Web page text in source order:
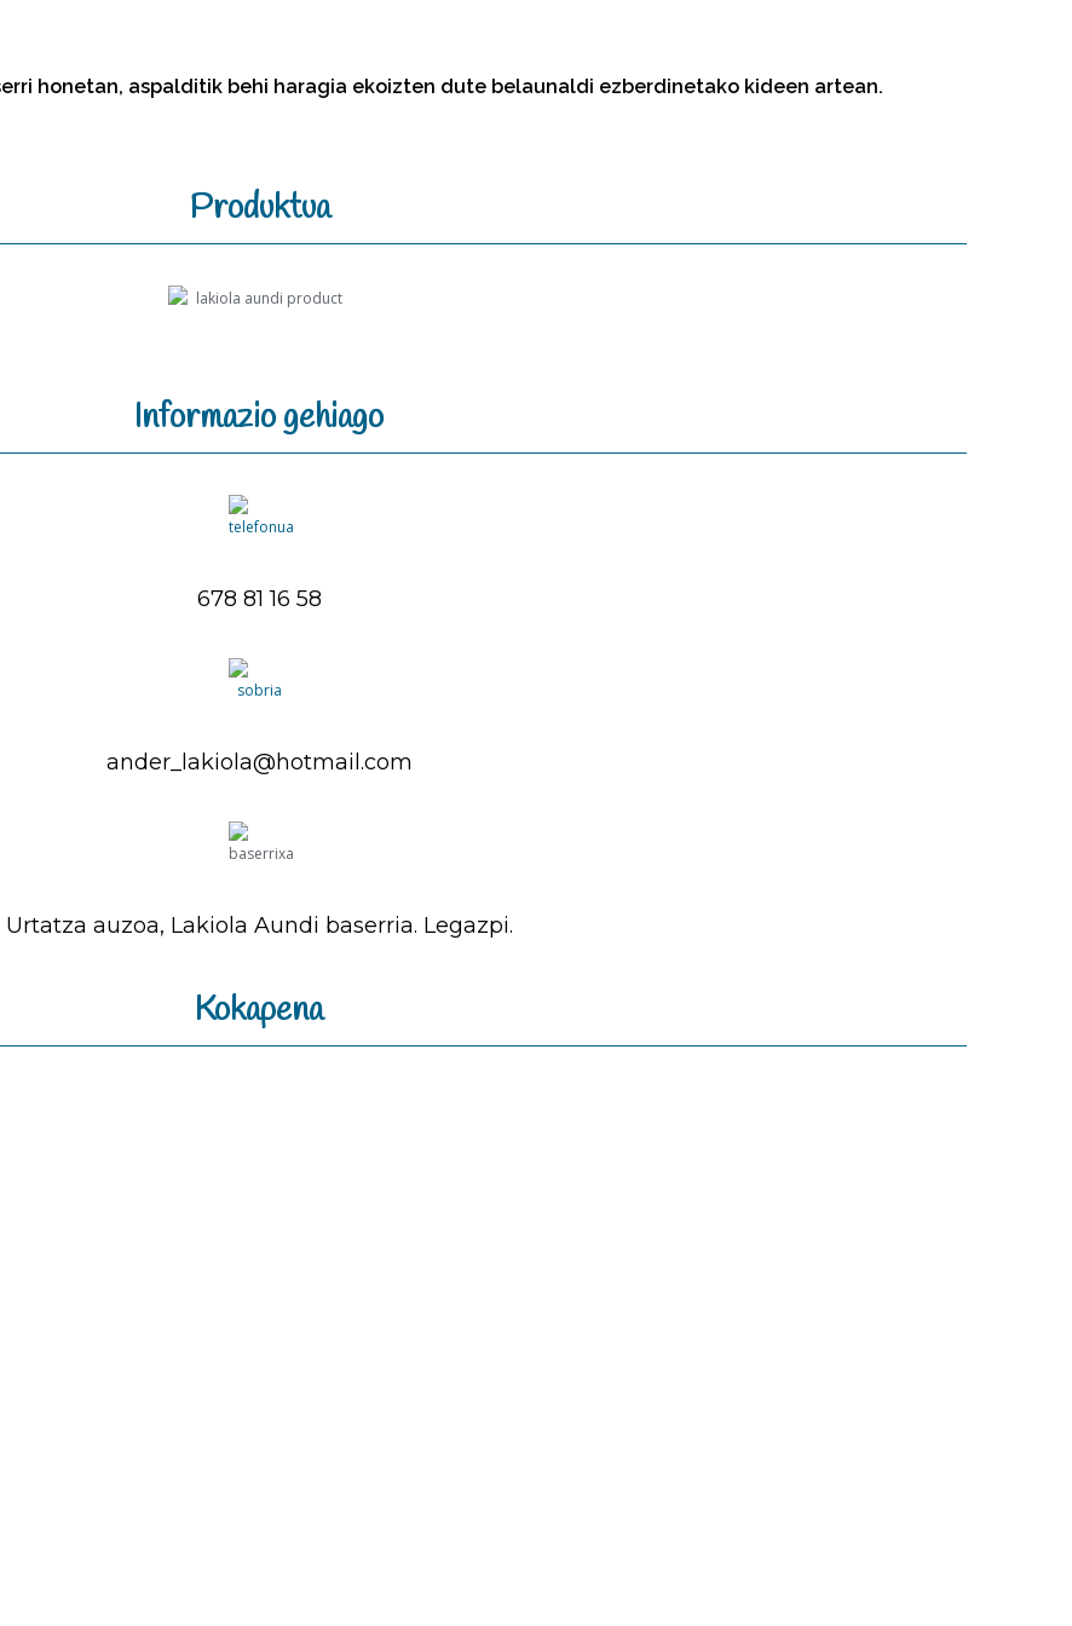
honetan, aspalditik behi haragia ekoizten dute belaunaldi ezberdinetako kideen artean.
Produktua
Informazio gehiago
678 81 16 58
ander_lakiola@hotmail.com
Urtatza auzoa, Lakiola Aundi baserria. Legazpi.
Kokapena